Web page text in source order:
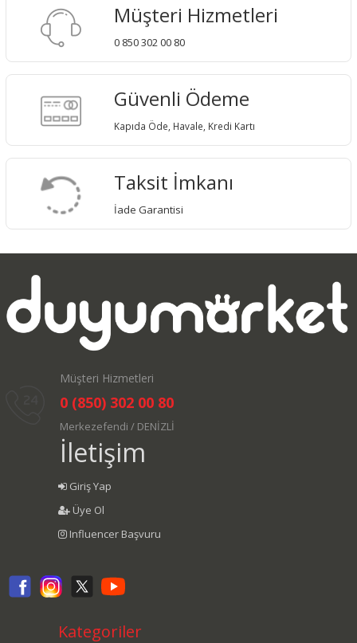
Müşteri Hizmetleri
0 850 302 00 80
Güvenli Ödeme
Kapıda Öde, Havale, Kredi Kartı
Taksit İmkanı
İade Garantisi
Müşteri Hizmetleri
0 (850) 302 00 80
Merkezefendi / DENİZLİ
İletişim
Giriş Yap
Üye Ol
Influencer Başvuru
Kategoriler